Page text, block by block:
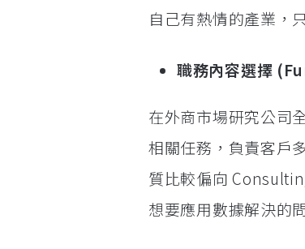
自己有熱情的產業，
職務內容選擇
在外商市場研究公司
相關任務，負責客戶
質比較偏向
想要應用數據解決的